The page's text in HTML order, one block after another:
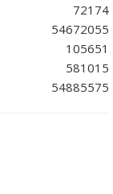
72174
54672055
105651
581015
54885575